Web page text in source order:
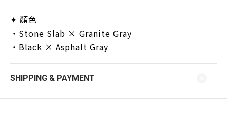
✦ 顏色
・Stone Slab × Granite Gray
・Black × Asphalt Gray
SHIPPING & PAYMENT